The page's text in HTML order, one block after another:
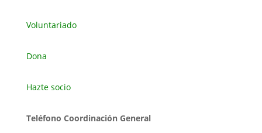
Voluntariado
Dona
Hazte socio
Teléfono Coordinación General